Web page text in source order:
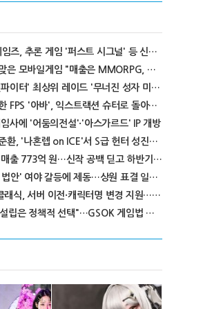
코리아보드게임즈, 추론 게임 '퍼스트 시그널' 등 신작 보드게임 4종 출시
여름 성수기 맞은 모바일게임 "매출은 MMORPG, 인기는 캐주얼"
넥슨, '던전앤파이터' 최상위 레이드 '무너진 성자 미카엘라' 업데이트
한 시대 풍미한 FPS '아바', 익스트랙션 슈터로 돌아온다
사에 '어둠의전설'·'아스가르드' IP 개방
피겨 스타 차준환, '나혼렙 on ICE'서 S급 헌터 성진우로 변신
웹젠, 상반기 매출 773억 원…신작 공백 딛고 하반기 반전 노린다
美 '클래리티 법안' 여야 갈등에 제동…상원 표결 일정 불투명
조선협객전 클래식, 서버 이전·캐릭터명 변경 지원…'역질의 들판' 콘텐츠 확장
"게임진흥원 설립은 정책적 선택"…GSOK 게임법 전부개정안 포럼서 제기